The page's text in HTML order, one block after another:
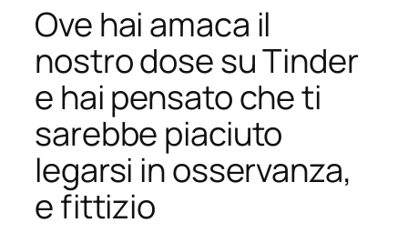
Ove hai amaca il
nostro dose su Tinder
e hai pensato che ti
sarebbe piaciuto
legarsi in osservanza,
e fittizio